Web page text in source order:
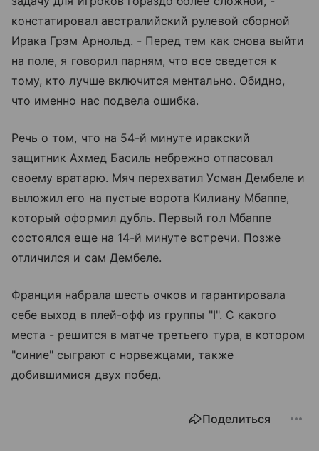
констатировал австралийский рулевой сборной
Ирака Грэм Арнольд. - Перед тем как снова выйти
на поле, я говорил парням, что все сведется к
тому, кто лучше включится ментально. Обидно,
что именно нас подвела ошибка.
Речь о том, что на 54-й минуте иракский
защитник Ахмед Басиль небрежно отпасовал
своему вратарю. Мяч перехватил Усман Дембеле и
выложил его на пустые ворота Килиану Мбаппе,
который оформил дубль. Первый гол Мбаппе
состоялся еще на 14-й минуте встречи. Позже
отличился и сам Дембеле.
Франция набрала шесть очков и гарантировала
себе выход в плей-офф из группы "I". С какого
места - решится в матче третьего тура, в котором
"синие" сыграют с норвежцами, также
добившимися двух побед.
Поделиться